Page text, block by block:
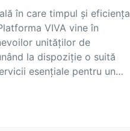
în care timpul și eficiența
VIVA vine în
unităților de
la dispoziție o suită
esențiale pentru un…